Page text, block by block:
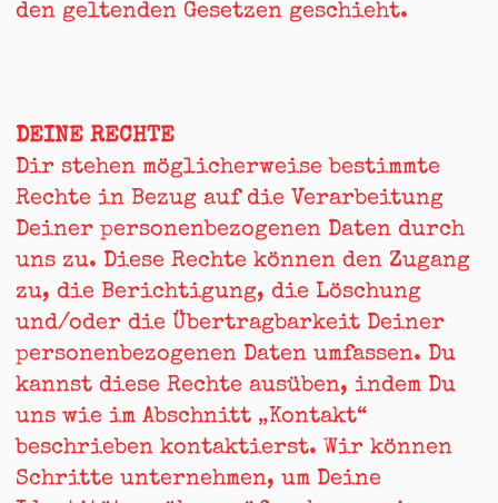
den geltenden Gesetzen geschieht.
DEINE RECHTE
Dir stehen möglicherweise bestimmte
Rechte in Bezug auf die Verarbeitung
Deiner personenbezogenen Daten durch
uns zu. Diese Rechte können den Zugang
zu, die Berichtigung, die Löschung
und/oder die Übertragbarkeit Deiner
personenbezogenen Daten umfassen. Du
kannst diese Rechte ausüben, indem Du
uns wie im Abschnitt „Kontakt“
beschrieben kontaktierst. Wir können
Schritte unternehmen, um Deine